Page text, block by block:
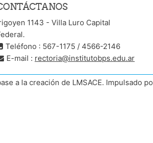
1143 - Villa Luro Capital
Teléfono : 567-1175 / 4566-2146
E-mail : rectoria@institutobps.edu.ar
a la creación de LMSACE. Impulsado